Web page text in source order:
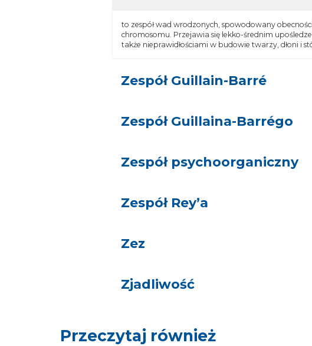
to zespół wad wrodzonych, spowodowany
chromosomu. Przejawia się lekko-średnim
także nieprawidłościami w budowie twarzy, dłoni i
Zespół Guillain-Barré
Zespół Guillaina-Barrégo
Zespół psychoorganiczny
Zespół Rey’a
Zez
Zjadliwość
Przeczytaj również